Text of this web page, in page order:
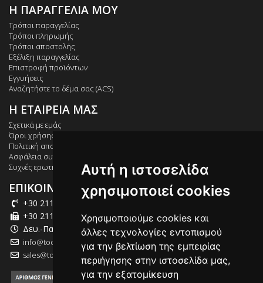
Η ΠΑΡΑΓΓΕΛΙΑ ΜΟΥ
Τρόποι παραγγελίας
Τρόποι πληρωμής
Τρόποι αποστολής
Εξέλιξη παραγγελίας
Επιστροφή προϊόντων
Εγγυήσεις
Αναζητήστε το δέμα σας (ACS)
Η ΕΤΑΙΡΕΙΑ ΜΑΣ
Σχετικά με εμάς
Όροι χρήσης
Πολιτική απορρήτου
Ασφάλεια συναλλαγών
Συχνές ερωτήσεις
ΕΠΙΚΟΙΝΩΝΙΑ
+30 211 012 2003
+30 211 012 2004
Δευ.-Παρ.: 09:00-18:00
info@tool-market.gr
sales@tool-market.gr
Αυτή η ιστοσελίδα
χρησιμοποιεί cookies
Χρησιμοποιούμε cookies και
άλλες τεχνολογίες εντοπισμού
για την βελτίωση της εμπειρίας
περιήγησης στην ιστοσελίδα μας,
για την εξατομίκευση